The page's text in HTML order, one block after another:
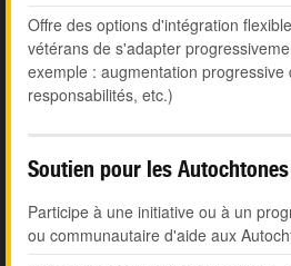
Offre des options d'intégration
vétérans de s'adapter
exemple : augmentation
responsabilités, etc.)
Soutien pour les Autochtones
Participe à une initiative ou à un
ou communautaire d'aide aux